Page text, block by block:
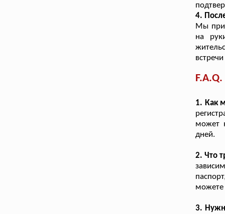
4.
Мы
на
F.A.Q.
1. Как
может
дней.
2. Что
можете
3.